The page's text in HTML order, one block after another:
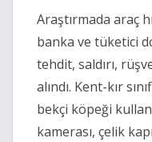
Araştırmada araç
banka ve tüketici
tehdit, saldırı,
alındı. Kent-kır
bekçi köpeği
kamerası, çelik